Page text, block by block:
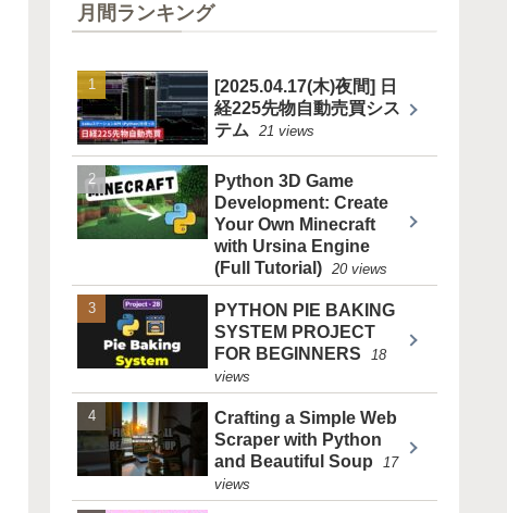
月間ランキング
[2025.04.17(木)夜間] 日
経225先物自動売買シス
テム
21 views
Python 3D Game
Development: Create
Your Own Minecraft
with Ursina Engine
(Full Tutorial) 20 views
PYTHON PIE BAKING
SYSTEM PROJECT
FOR BEGINNERS
18
views
Crafting a Simple Web
Scraper with Python
and Beautiful Soup
17
views